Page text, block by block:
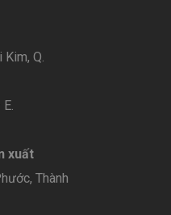
Q.
xuất
Thành